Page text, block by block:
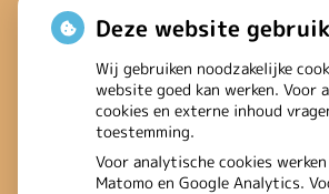
weekend meer
heup- en polsbreuken
binnenkomen
Een recept voor een
Deze website
Wij gebruiken noodzakelijke
website goed kan werken. Voor
cookies en externe inhoud
toestemming.
Voor analytische cookies
Matomo en Google Analytics.